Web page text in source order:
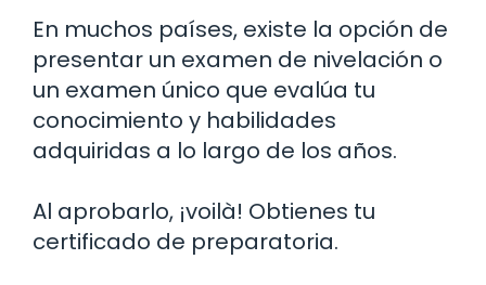
En muchos países, existe la opción de
presentar un examen de nivelación o
un examen único que evalúa tu
conocimiento y habilidades
adquiridas a lo largo de los años.
Al aprobarlo, ¡voilà! Obtienes tu
certificado de preparatoria.